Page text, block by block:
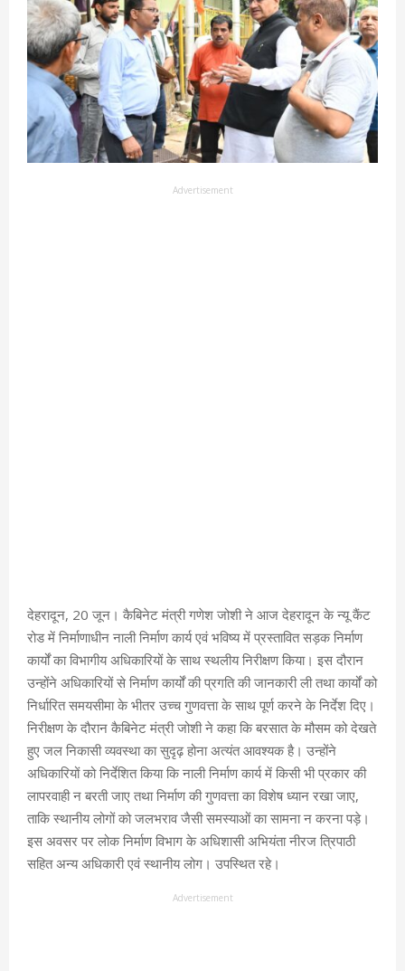
Advertisement
देहरादून, 20 जून। कैबिनेट मंत्री गणेश जोशी ने आज देहरादून के न्यू कैंट
रोड में निर्माणाधीन नाली निर्माण कार्य एवं भविष्य में प्रस्तावित सड़क निर्माण
कार्यों का विभागीय अधिकारियों के साथ स्थलीय निरीक्षण किया। इस दौरान
उन्होंने अधिकारियों से निर्माण कार्यों की प्रगति की जानकारी ली तथा कार्यों को
निर्धारित समयसीमा के भीतर उच्च गुणवत्ता के साथ पूर्ण करने के निर्देश दिए।
निरीक्षण के दौरान कैबिनेट मंत्री जोशी ने कहा कि बरसात के मौसम को देखते
हुए जल निकासी व्यवस्था का सुदृढ़ होना अत्यंत आवश्यक है। उन्होंने
अधिकारियों को निर्देशित किया कि नाली निर्माण कार्य में किसी भी प्रकार की
लापरवाही न बरती जाए तथा निर्माण की गुणवत्ता का विशेष ध्यान रखा जाए,
ताकि स्थानीय लोगों को जलभराव जैसी समस्याओं का सामना न करना पड़े।
इस अवसर पर लोक निर्माण विभाग के अधिशासी अभियंता नीरज त्रिपाठी
सहित अन्य अधिकारी एवं स्थानीय लोग। उपस्थित रहे।
Advertisement